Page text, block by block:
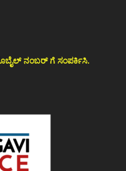
ನಂಬರ್ ಗೆ ಸಂಪರ್ಕಿಸಿ.